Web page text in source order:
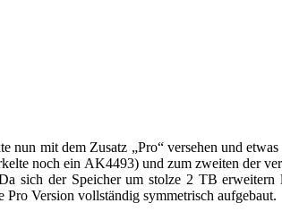
nun mit dem Zusatz „Pro“ versehen und
noch ein AK4493) und zum zweiten der
sich der Speicher um stolze 2 TB
Pro Version vollständig symmetrisch aufgebaut.